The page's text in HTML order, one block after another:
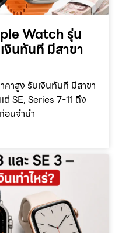
Watch รุ่น
งินทันที มีสาขา
าสูง รับเงินทันที มีสาขา
SE, Series 7-11 ถึง
อนจำนำ